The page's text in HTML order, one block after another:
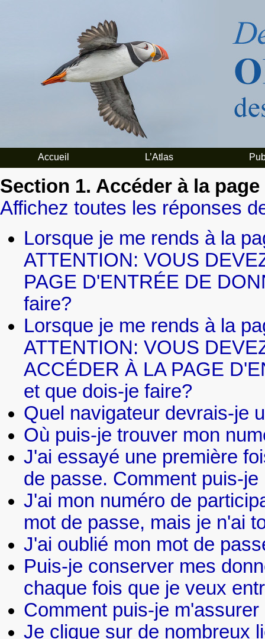
Accueil L’Atlas
Section 1. Accéder à la
Affichez toutes les réponses
Lorsque je me rends à la
ATTENTION: VOUS
PAGE D'ENTRÉE DE
faire?
Lorsque je me rends à la
ATTENTION: VOUS
ACCÉDER À LA PAGE
et que dois-je faire?
Quel navigateur devrais-je
Où puis-je trouver mon
J'ai essayé une première
de passe. Comment puis-
J'ai mon numéro de
mot de passe, mais je n'ai
J'ai oublié mon mot de
Puis-je conserver mes
chaque fois que je veux
Comment puis-je
Je clique sur de nombreux